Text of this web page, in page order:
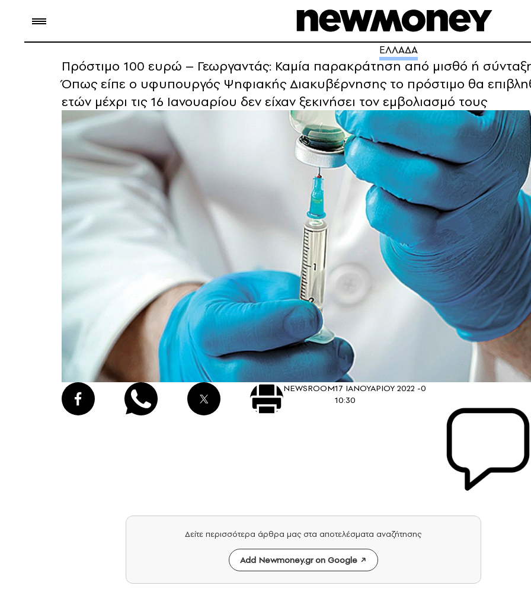
ΕΛΛΑΔΑ
Πρόστιμο 100 ευρώ – Γεωργαντάς: Καμία παρακράτηση από μισθό ή
Όπως είπε ο υφυπουργός Ψηφιακής Διακυβέρνησης το πρόστιμο θα
ετών μέχρι τις 16 Ιανουαρίου δεν είχαν ξεκινήσει τον εμβολιασμό τους
NEWSROOM17 ΙΑΝΟΥΑΡΙΟΥ 2022 -
10:30
0
Δείτε περισσότερα άρθρα μας στα αποτελέσματα αναζήτησης
Add Newmoney.gr on Google